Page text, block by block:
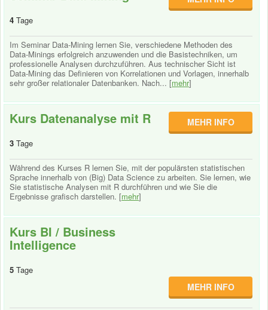
4 Tage
Im Seminar Data-Mining lernen Sie, verschiedene Methoden des
Data-Minings erfolgreich anzuwenden und die Basistechniken, um
professionelle Analysen durchzuführen. Aus technischer Sicht ist
Data-Mining das Definieren von Korrelationen und Vorlagen, innerhalb
sehr großer relationaler Datenbanken. Nach... [mehr]
Kurs Datenanalyse mit R
3 Tage
MEHR INFO
Während des Kurses R lernen Sie, mit der populärsten statistischen
Sprache innerhalb von (Big) Data Science zu arbeiten. Sie lernen, wie
Sie statistische Analysen mit R durchführen und wie Sie die
Ergebnisse grafisch darstellen. [mehr]
Kurs BI / Business
Intelligence
5 Tage
MEHR INFO